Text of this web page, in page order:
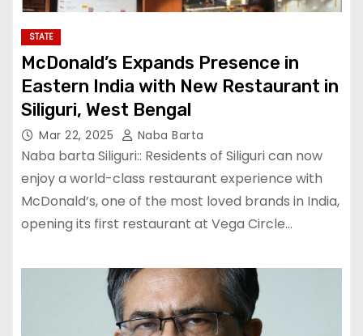
STATE
McDonald’s Expands Presence in
Eastern India with New Restaurant in
Siliguri, West Bengal
Mar 22, 2025 Naba Barta
Naba barta Siliguri:: Residents of Siliguri can now
enjoy a world-class restaurant experience with
McDonald’s, one of the most loved brands in India,
opening its first restaurant at Vega Circle…